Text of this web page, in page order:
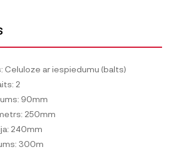
Celuloze ar iespiedumu (balts)
2
90mm
250mm
240mm
300m